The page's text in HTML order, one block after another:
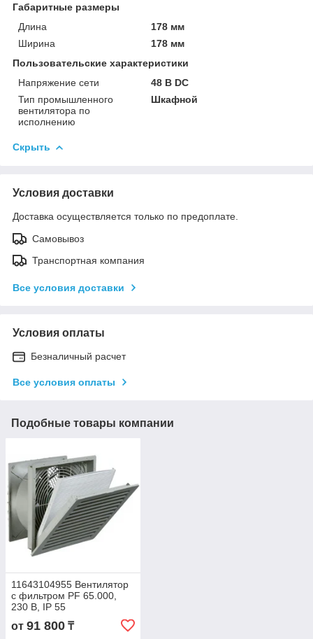
Габаритные размеры
Длина
178 мм
Ширина
178 мм
Пользовательские характеристики
Напряжение сети
48 B DC
Тип промышленного
вентилятора по
исполнению
Шкафной
Скрыть
Условия доставки
Доставка осуществляется только по предоплате.
Самовывоз
Транспортная компания
Все условия доставки
Условия оплаты
Безналичный расчет
Все условия оплаты
Подобные товары компании
11643104955 Вентилятор
с фильтром PF 65.000,
230 В, IP 55
от 91 800 ₸